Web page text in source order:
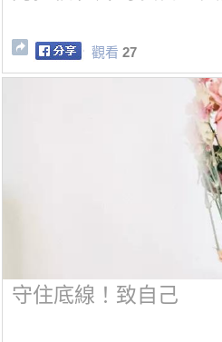
觀看 27
守住底線！致自己